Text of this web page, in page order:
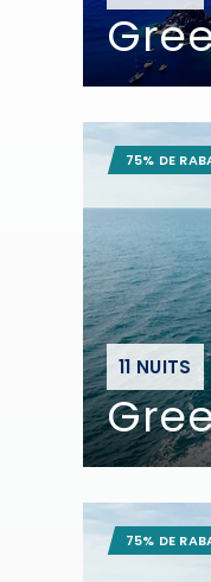
11 NUITS
75% DE
75% DE